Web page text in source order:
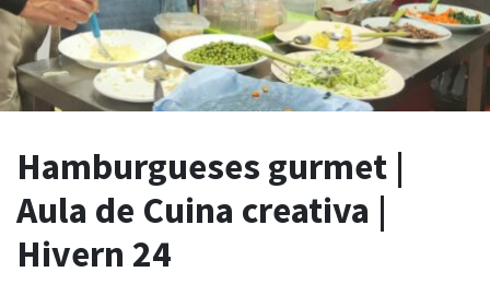
Hamburgueses gurmet |
Aula de Cuina creativa |
Hivern 24